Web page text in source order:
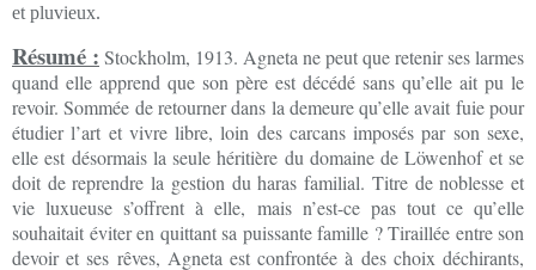
et pluvieux.
Résumé : Stockholm, 1913. Agneta ne peut que retenir ses larmes
quand elle apprend que son père est décédé sans qu’elle ait pu le
revoir. Sommée de retourner dans la demeure qu’elle avait fuie pour
étudier l’art et vivre libre, loin des carcans imposés par son sexe,
elle est désormais la seule héritière du domaine de Löwenhof et se
doit de reprendre la gestion du haras familial. Titre de noblesse et
vie luxueuse s’offrent à elle, mais n’est-ce pas tout ce qu’elle
souhaitait éviter en quittant sa puissante famille ? Tiraillée entre son
devoir et ses rêves, Agneta est confrontée à des choix déchirants,